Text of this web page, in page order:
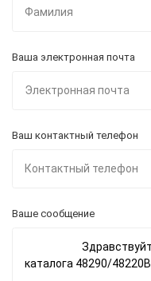
Ваша электронная почта
Ваш контактный телефон
Ваше сообщение